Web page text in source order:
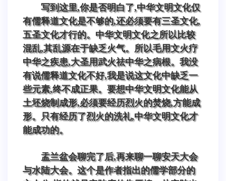
写到这里,你是否明白了,中华文明文化仅
有儒释道文化是不够的,还必须要有三圣文化,
五圣文化才行的。中华文明文化之所以比较
混乱,其乱源在于缺乏火气。所以毛用文火疗
中华之疾患,大圣用武火祛中华之病根。我没
有说儒释道文化不好,我是说这文化中缺乏一
些元素,终不成正果。要想中华文明文化能从
土坯烧制成形,必须要经历烈火的焚烧,方能成
形。只有经历了烈火的洗礼,中华文明文化才
能成功的。
盂兰盆会聊完了后,再来聊一聊安天大会
与水陆大会。这个是作者指出的儒学部分的